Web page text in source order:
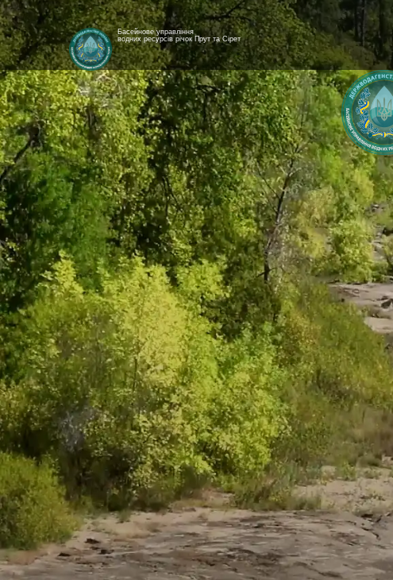
[newyear_garland]
Басейнове управління
водних ресурсів річок Прут та Сірет